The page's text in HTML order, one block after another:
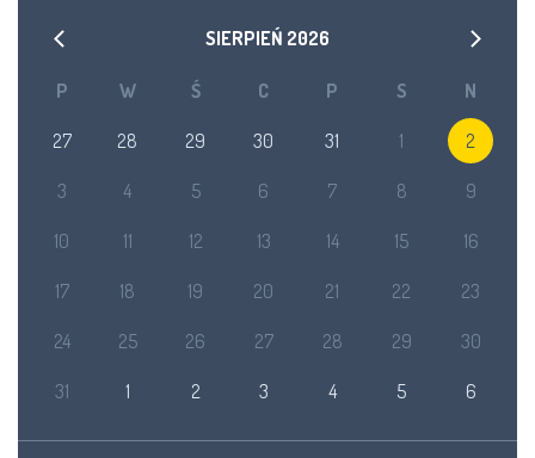
SIERPIEŃ 2026
P W Ś C P S N
27 28 29 30 31 1 2
3 4 5 6 7 8 9
10 11 12 13 14 15 16
17 18 19 20 21 22 23
24 25 26 27 28 29 30
31 1 2 3 4 5 6